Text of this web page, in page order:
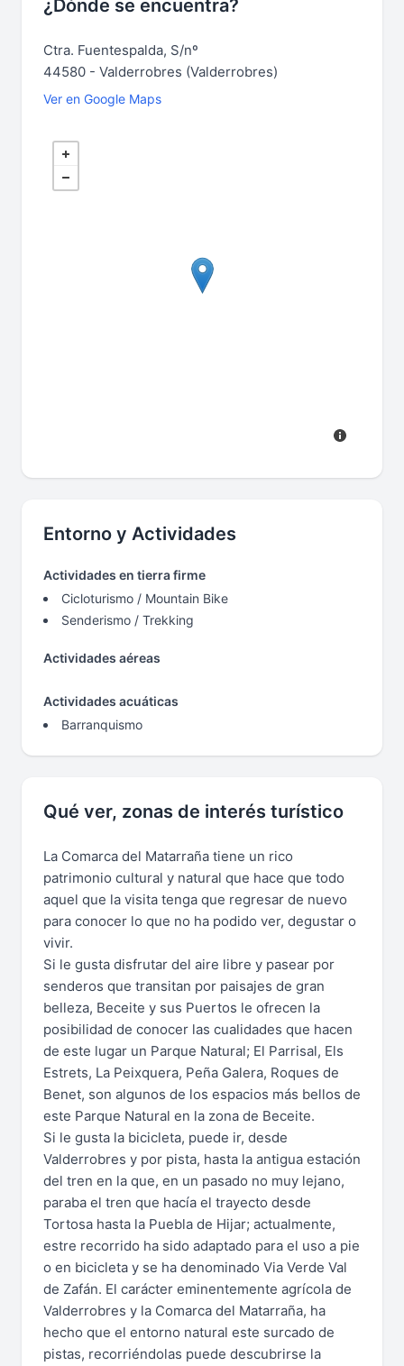
¿Dónde se encuentra?
Ctra. Fuentespalda, S/nº
44580 - Valderrobres (Valderrobres)
Ver en Google Maps
Entorno y Actividades
Actividades en tierra firme
Cicloturismo / Mountain Bike
Senderismo / Trekking
Actividades aéreas
Actividades acuáticas
Barranquismo
Qué ver, zonas de interés turístico
La Comarca del Matarraña tiene un rico
patrimonio cultural y natural que hace que todo
aquel que la visita tenga que regresar de nuevo
para conocer lo que no ha podido ver, degustar o
vivir.
Si le gusta disfrutar del aire libre y pasear por
senderos que transitan por paisajes de gran
belleza, Beceite y sus Puertos le ofrecen la
posibilidad de conocer las cualidades que hacen
de este lugar un Parque Natural; El Parrisal, Els
Estrets, La Peixquera, Peña Galera, Roques de
Benet, son algunos de los espacios más bellos de
este Parque Natural en la zona de Beceite.
Si le gusta la bicicleta, puede ir, desde
Valderrobres y por pista, hasta la antigua estación
del tren en la que, en un pasado no muy lejano,
paraba el tren que hacía el trayecto desde
Tortosa hasta la Puebla de Hijar; actualmente,
estre recorrido ha sido adaptado para el uso a pie
o en bicicleta y se ha denominado Via Verde Val
de Zafán. El carácter eminentemente agrícola de
Valderrobres y la Comarca del Matarraña, ha
hecho que el entorno natural este surcado de
pistas, recorriéndolas puede descubrirse la